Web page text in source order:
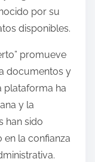
por su
disponibles.
promueve
documentos y
plataforma ha
y la
han sido
la confianza